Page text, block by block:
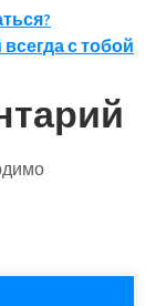
с тобой